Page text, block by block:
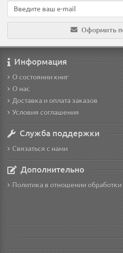
Оформить
Информация
О состоянии книг
О нас
Доставка и оплата заказов
Условия соглашения
Служба поддержки
Связаться с нами
Дополнительно
Политика в отношении